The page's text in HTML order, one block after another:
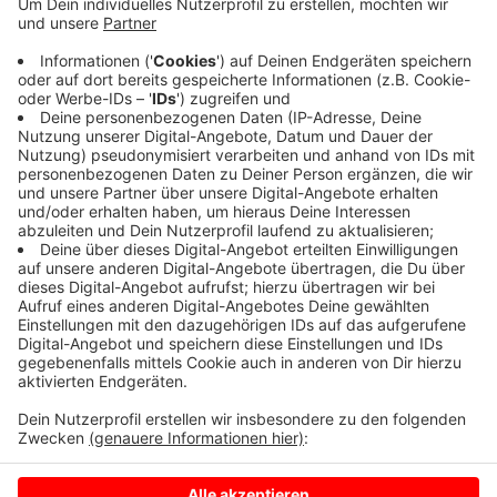
Unter anderem Radio Kiepenkerl-Hörerin Sandra will
über WhatsApp wissen, was da los war. Die Polizei hat
noch jemandem gesucht. Unter anderem hat sie die
Felder abgesucht. Kurzzeitig war auch die B 474 in
dem Bereich gesperrt. Heute morgen kommen Sie hier
wieder wie gewohnt voran.
Anzeige
Anzeige